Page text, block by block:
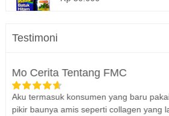
Testimoni
Mo Cerita Tentang FMC
Aku termasuk konsumen yang baru
pikir baunya amis seperti collagen yang